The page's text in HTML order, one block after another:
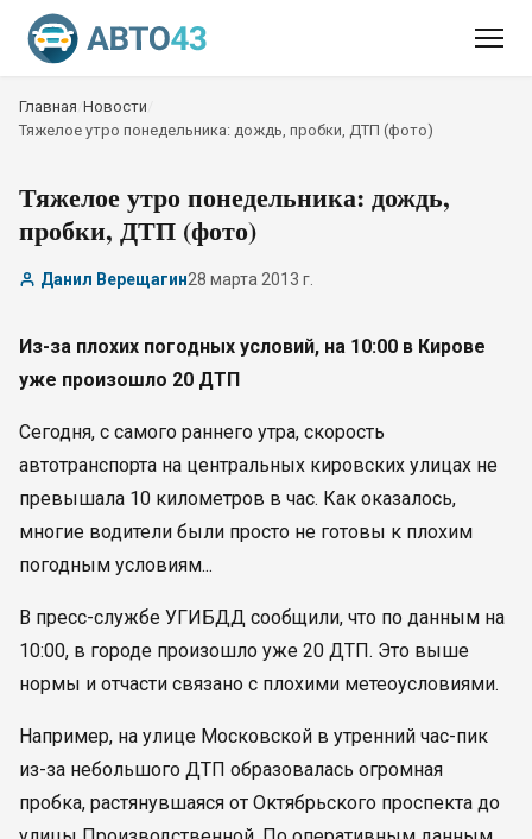
Главная Новости
Тяжелое утро понедельника: дождь, пробки, ДТП (фото)
Тяжелое утро понедельника: дождь,
пробки, ДТП (фото)
Данил Верещагин28 марта 2013 г.
Из-за плохих погодных условий, на 10:00 в Кирове
уже произошло 20 ДТП
Сегодня, с самого раннего утра, скорость
автотранспорта на центральных кировских улицах не
превышала 10 километров в час. Как оказалось,
многие водители были просто не готовы к плохим
погодным условиям...
В пресс-службе УГИБДД сообщили, что по данным на
10:00, в городе произошло уже 20 ДТП. Это выше
нормы и отчасти связано с плохими метеоусловиями.
Например, на улице Московской в утренний час-пик
из-за небольшого ДТП образовалась огромная
пробка, растянувшаяся от Октябрьского проспекта до